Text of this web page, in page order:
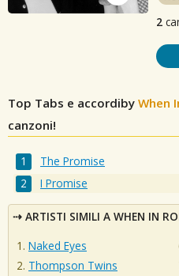
2
Top Tabs e accordiby When
canzoni!
The Promise
I Promise
ARTISTI SIMILI A WHEN IN
Naked Eyes
Thompson Twins